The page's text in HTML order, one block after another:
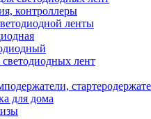
контроллеры
ленты
лент
для дома